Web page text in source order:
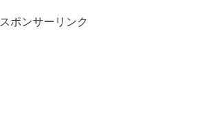
スポンサーリンク